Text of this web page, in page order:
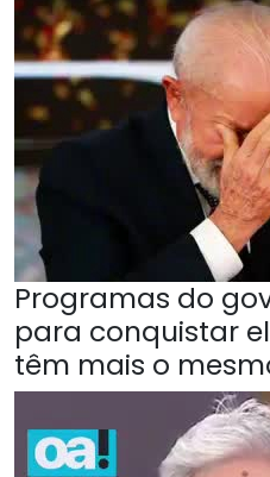
Programas do
para conquistar
têm mais o